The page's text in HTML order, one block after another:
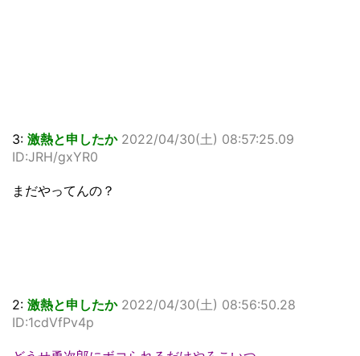
3: 激熱と申したか 2022/04/30(土) 08:57:25.09
ID:JRH/gxYR0
まだやってんの？
2: 激熱と申したか 2022/04/30(土) 08:56:50.28
ID:1cdVfPv4p